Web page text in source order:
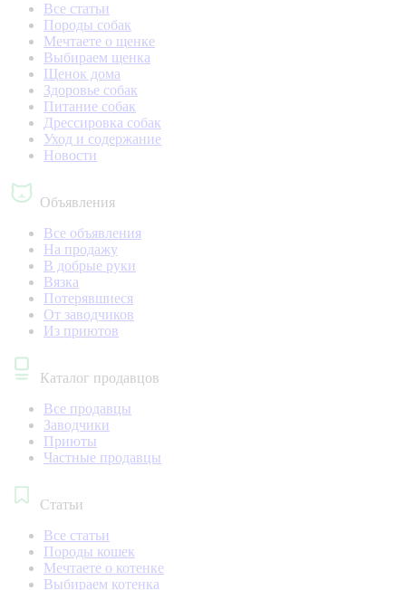
Все статьи
Породы собак
Мечтаете о щенке
Выбираем щенка
Щенок дома
Здоровье собак
Питание собак
Дрессировка собак
Уход и содержание
Новости
Объявления
Все объявления
На продажу
В добрые руки
Вязка
Потерявшиеся
От заводчиков
Из приютов
Каталог продавцов
Все продавцы
Заводчики
Приюты
Частные продавцы
Статьи
Все статьи
Породы кошек
Мечтаете о котенке
Выбираем котенка